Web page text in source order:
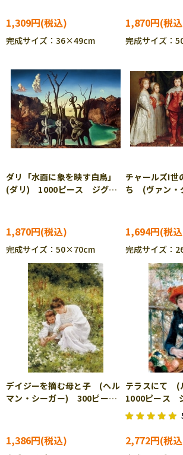
1,309円
完成サイズ：36×49cm
1,870円
完成サイズ：
ダリ「水面に象を映す白鳥」
(ダリ) 1000ピース ジグソ
1,870円
完成サイズ：50×70cm
チャールズI世
ち (ヴァン・
1,694円
完成サイズ：
デイジーを摘む母と子 (ヘル
マン・シーガー) 300ピー
1,386円
テラスにて (
1000ピース
ル CUT-
2,772円